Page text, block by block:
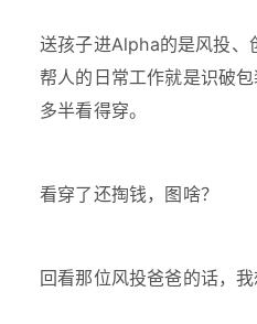
送孩子进Alpha的是风投
帮人的日常工作就是识破
多半看得穿。
看穿了还掏钱，图啥？
回看那位风投爸爸的话，